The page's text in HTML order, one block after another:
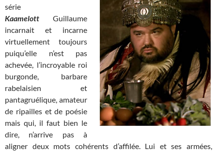
série
Kaamelott Guillaume
incarnait et incarne
virtuellement toujours
puiqu’elle n’est pas
achevée, l’incroyable roi
burgonde, barbare
rabelaisien et
pantagruélique, amateur
de ripailles et de poésie
mais qui, il faut bien le
dire, n’arrive pas à
aligner deux mots cohérents d’affilée. Lui et ses armées,